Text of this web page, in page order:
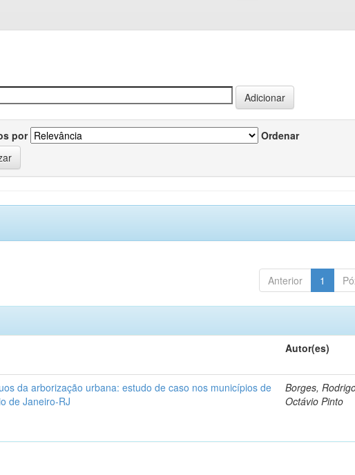
por
Ordenar
Anterior 1
Autor(es)
da arborização urbana: estudo de caso nos municípios de
de Janeiro-RJ
Borges,
Octávio Pinto